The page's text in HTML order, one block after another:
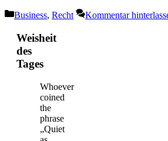
Kategorien
Business, Recht Kommentar
Weisheit
des
Tages
Whoever
coined
the
phrase
„Quiet